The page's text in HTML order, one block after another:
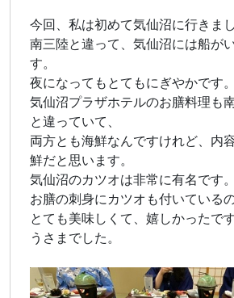
今回、私は初めて気仙沼に行きまし
南三陸と違って、気仙沼には船が
す。
夜になってもとてもにぎやかです。
気仙沼プラザホテルのお膳料理も
と違っていて、
両方とも海鮮なんですけれど、内
鮮だと思います。
気仙沼のカツオは非常に有名です。
お膳の刺身にカツオも付いているの
とても美味しくて、嬉しかったで
うさまでした。